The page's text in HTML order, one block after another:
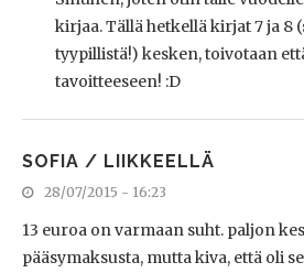
kirjaa. Tällä hetkellä kirjat 7 ja 8
tyypillistä!) kesken, toivotaan
tavoitteeseen! :D
SOFIA / LIIKKEELLÄ
28/07/2015 - 16:23
13 euroa on varmaan suht. paljon
pääsymaksusta, mutta kiva, että oli